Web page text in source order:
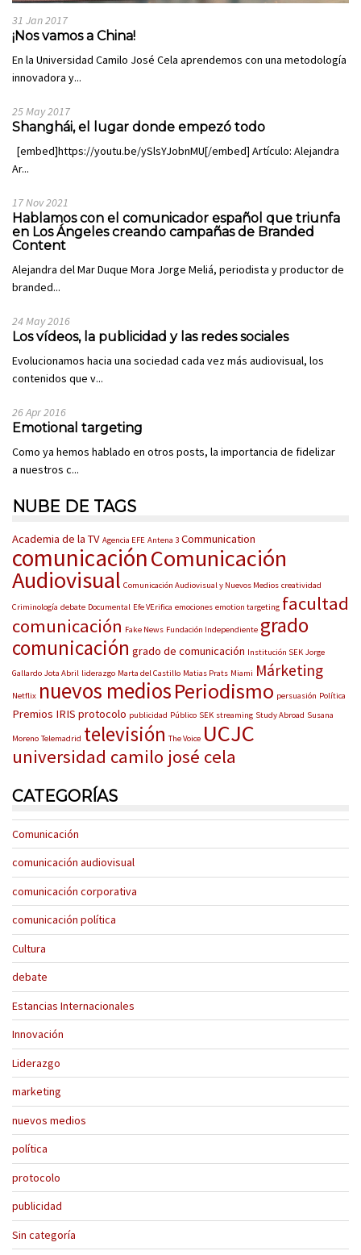
31 Jan 2017
¡Nos vamos a China!
En la Universidad Camilo José Cela aprendemos con una metodología
innovadora y...
25 May 2017
Shanghái, el lugar donde empezó todo
[embed]https://youtu.be/ySlsYJobnMU[/embed] Artículo: Alejandra
Ar...
17 Nov 2021
Hablamos con el comunicador español que triunfa
en Los Ángeles creando campañas de Branded
Content
Alejandra del Mar Duque Mora Jorge Meliá, periodista y productor de
branded...
24 May 2016
Los vídeos, la publicidad y las redes sociales
Evolucionamos hacia una sociedad cada vez más audiovisual, los
contenidos que v...
26 Apr 2016
Emotional targeting
Como ya hemos hablado en otros posts, la importancia de fidelizar
a nuestros c...
NUBE DE TAGS
Academia de la TV Agencia EFE Antena 3 Communication
comunicaciónComunicación
Audiovisual Comunicación Audiovisual y Nuevos Medios creatividad
Criminología debate Documental Efe VErifica emociones emotion targeting facultad
comunicación Fake News Fundación Independiente grado
comunicación grado de comunicación Institución SEK Jorge
Gallardo Jota Abril liderazgo Marta del Castillo Matias Prats Miami Márketing
Netflix nuevos mediosPeriodismo persuasión Política
Premios IRIS protocolo publicidad Público SEK streaming Study Abroad Susana
Moreno Telemadrid televisión The Voice UCJC
universidad camilo josé cela
CATEGORÍAS
Comunicación
comunicación audiovisual
comunicación corporativa
comunicación política
Cultura
debate
Estancias Internacionales
Innovación
Liderazgo
marketing
nuevos medios
política
protocolo
publicidad
Sin categoría